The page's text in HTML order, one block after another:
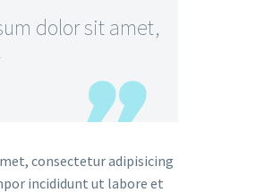
dolor sit amet,
consectetur adipisicing
incididunt ut labore et